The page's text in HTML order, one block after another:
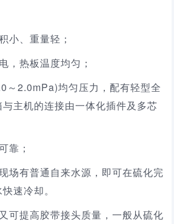
小、重量轻；
，热板温度均匀；
～2.0mPa)均匀压力，配有轻型全
主机的连接由一体化插件及多芯
靠；
场有普通自来水源，即可在硫化完
速冷却。
可提高胶带接头质量，一般从硫化